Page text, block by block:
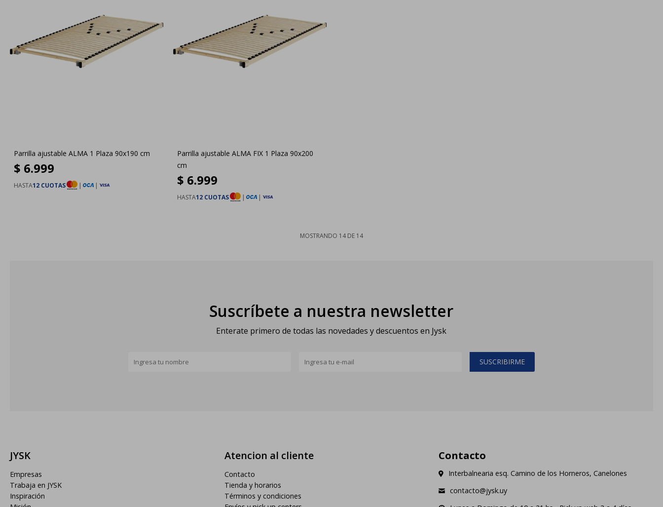
Parrilla ajustable ALMA 1 Plaza 90x190 cm
$ 6.999
HASTA12 CUOTAS | |
Parrilla ajustable ALMA FIX 1 Plaza 90x200
cm
$ 6.999
HASTA12 CUOTAS | |
MOSTRANDO 14DE 14
Suscríbete a nuestra newsletter
Enterate primero de todas las novedades y descuentos en Jysk
SUSCRIBIRME
JYSK
Empresas
Trabaja en JYSK
Inspiración
Atencion al cliente
Contacto
Tienda y horarios
Términos y condiciones
Contacto
Interbalnearia esq. Camino de los Horneros, Canelones
contacto@jysk.uy